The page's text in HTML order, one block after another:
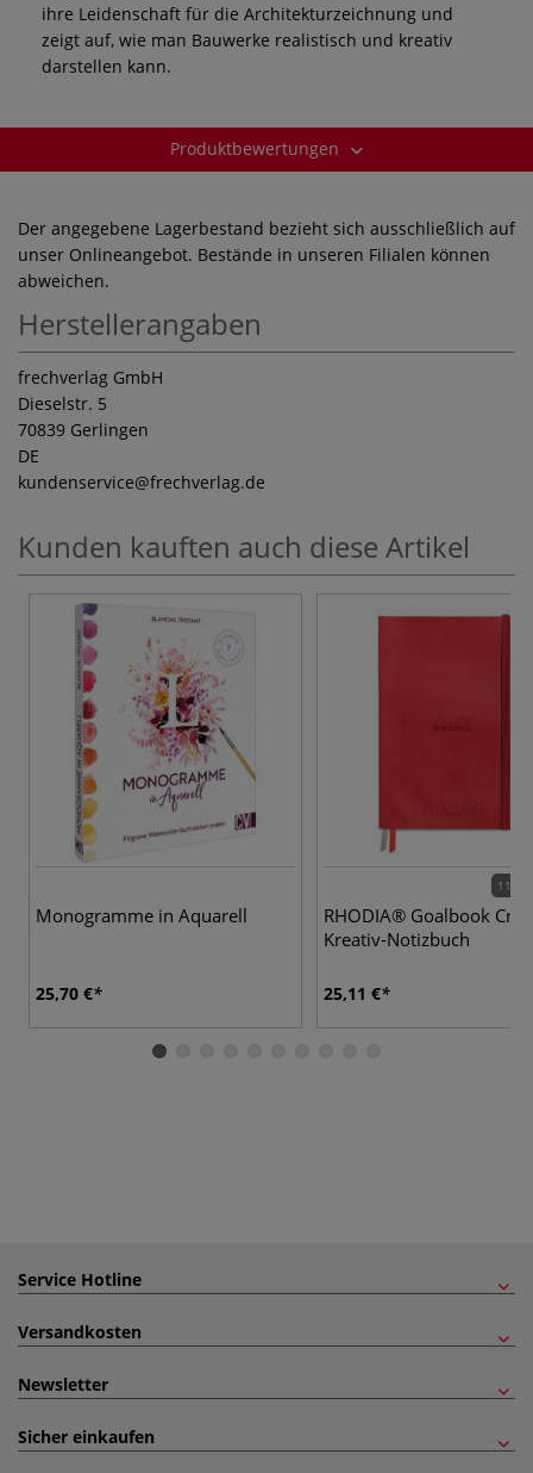
ihre Leidenschaft für die Architekturzeichnung und
zeigt auf, wie man Bauwerke realistisch und kreativ
darstellen kann.
Produktbewertungen
Der angegebene Lagerbestand bezieht sich ausschließlich auf
unser Onlineangebot. Bestände in unseren Filialen können
abweichen.
Herstellerangaben
frechverlag GmbH
Dieselstr. 5
70839 Gerlingen
DE
kundenservice@frechverlag.de
Kunden kauften auch diese Artikel
Monogramme in Aquarell
25,70 €
11
RHODIA® Goalbook
Kreativ-Notizbuch
25,11 €
Service Hotline
Versandkosten
Newsletter
Sicher einkaufen